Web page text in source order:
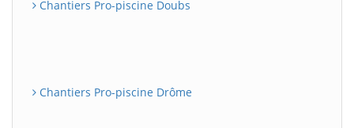
Chantiers Pro-piscine Doubs
Chantiers Pro-piscine Drôme